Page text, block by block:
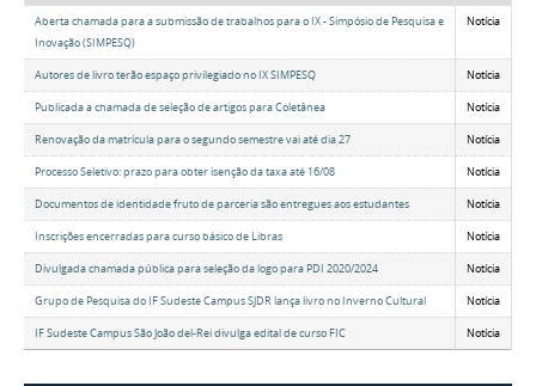
Aberta chamada para a submissão de trabalhos para o IX - Simpósio de Pesquisa e
Inovação (SIMPESQ)
Notícia
Autores de livro terão espaço privilegiado no IX SIMPESQ Notícia
Publicada a chamada de seleção de artigos para Coletânea Notícia
Renovação da matrícula para o segundo semestre vai até dia 27 Notícia
Processo Seletivo: prazo para obter isenção da taxa até 16/08 Notícia
Documentos de identidade fruto de parceria são entregues aos estudantes Notícia
Inscrições encerradas para curso básico de Libras Notícia
Divulgada chamada pública para seleção da logo para PDI 2020/2024 Notícia
Grupo de Pesquisa do IF Sudeste Campus SJDR lança livro no Inverno Cultural Notícia
IF Sudeste Campus São João del-Rei divulga edital de curso FIC Notícia